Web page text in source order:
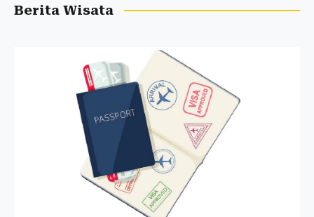
Berita Wisata